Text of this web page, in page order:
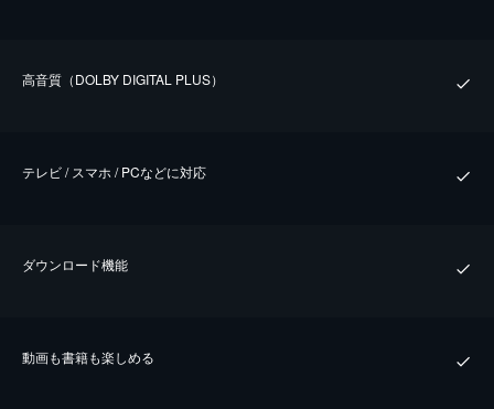
⾼⾳質（DOLBY DIGITAL PLUS）
テレビ / スマホ / PCなどに対応
ダウンロード機能
動画も書籍も楽しめる